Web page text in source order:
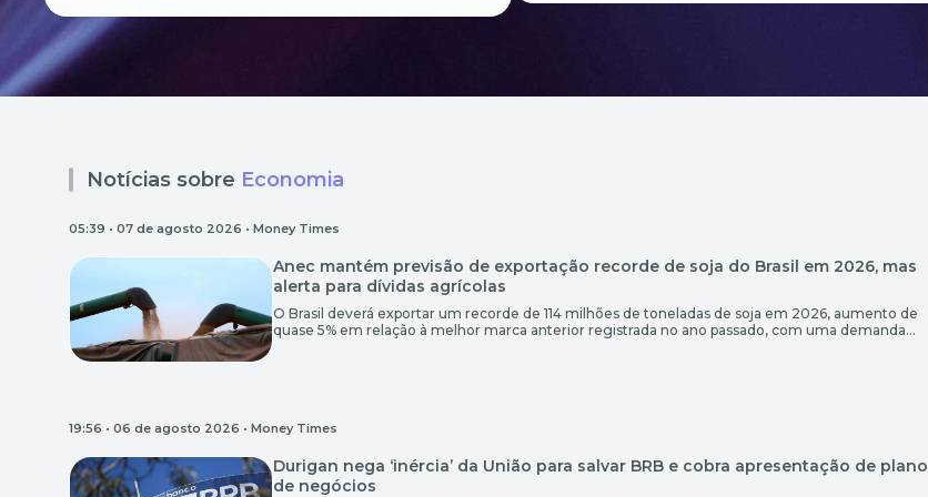
Notícias sobre Economia
05:39 • 07 de agosto 2026 • Money Times
Anec mantém previsão de exportação recorde de soja do Brasil em 2026, mas
alerta para dívidas agrícolas
O Brasil deverá exportar um recorde de 114 milhões de toneladas de soja em 2026, aumento de
quase 5% em relação à melhor marca anterior registrada no ano passado, com uma demanda
19:56 • 06 de agosto 2026 • Money Times
Durigan nega ‘inércia’ da União para salvar BRB e cobra apresentação de plano
de negócios